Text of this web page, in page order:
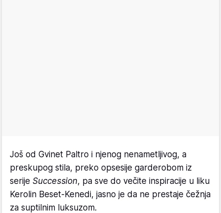
Još od Gvinet Paltro i njenog nenametljivog, a
preskupog stila, preko opsesije garderobom iz
serije Succession, pa sve do večite inspiracije u liku
Kerolin Beset-Kenedi, jasno je da ne prestaje čežnja
za suptilnim luksuzom.